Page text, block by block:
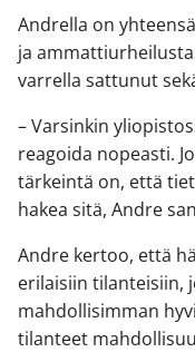
Andrella on
ja
varrella sattunut
– Varsinkin
reagoida nopeasti.
tärkeintä on, että
hakea sitä, Andre
Andre kertoo, että
erilaisiin tilanteisiin,
mahdollisimman
tilanteet